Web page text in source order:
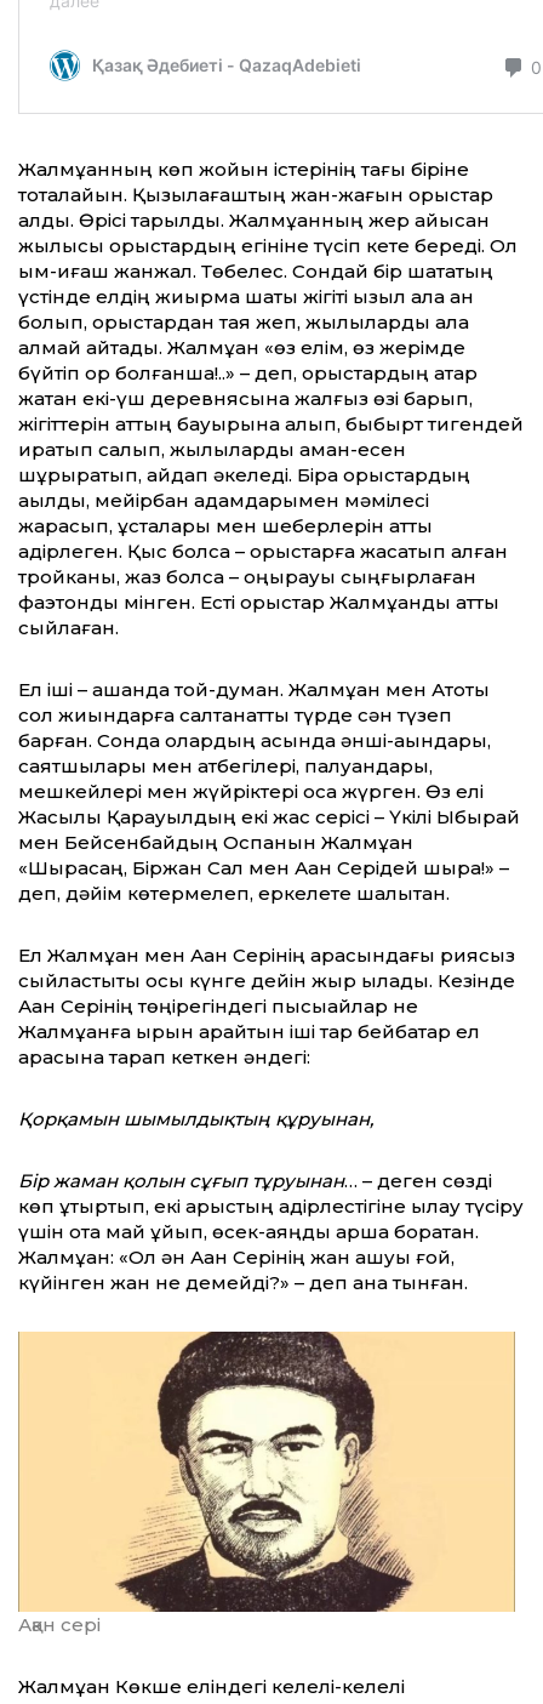
Жалмұқанның көп жойқын істерінің тағы біріне
тоқталайын. Қызылағаштың жан-жағын орыстар
алды. Өрісі тарылды. Жалмұқанның жер қайысқан
жылқысы орыстардың егініне түсіп кете береді. Ол
қым-қиғаш жанжал. Төбелес. Сондай бір шатақтың
үстінде елдің жиырма шақты жігіті қызыл ала қан
болып, орыстардан таяқ жеп, жылқыларды ала
алмай қайтады. Жалмұқан «өз елім, өз жерімде
бүйтіп қор болғанша!..» – деп, орыстардың қатар
жатқан екі-үш деревнясына жалғыз өзі барып,
жігіттерін аттың бауырына алып, бықбырт тигендей
қиратып салып, жылқыларды аман-есен
шұрқыратып, айдап әкеледі. Бірақ орыстардың
ақылды, мейірбан адамдарымен мәмілесі
жарасып, ұсталары мен шеберлерін қатты
қадірлеген. Қыс болса – орыстарға жасатып алған
тройканы, жаз болса – қоңырауы сыңғырлаған
фаэтонды мінген. Есті орыстар Жалмұқанды қатты
сыйлаған.
Ел іші – қашанда той-думан. Жалмұқан мен Ақтоқты
сол жиындарға салтанатты түрде сән түзеп
барған. Сонда олардың қасында әнші-ақындары,
саятшылары мен атбегілері, палуандары,
мешкейлері мен жүйріктері қоса жүрген. Өз елі
Жақсылық Қарауылдың екі жас серісі – Үкілі Ыбырай
мен Бейсенбайдың Оспанын Жалмұқан
«Шырқасаң, Біржан Сал мен Ақан Серідей шырқа!» –
деп, дәйім көтермелеп, еркелете шалқытқан.
Ел Жалмұқан мен Ақан Серінің арасын­дағы риясыз
сыйластықты осы күнге дейін жыр қылады. Кезінде
Ақан Серінің төңіре­гіндегі пысықайлар не
Жалмұқанға қырын қарайтын іші тар бейбақтар ел
арасына тарап кеткен әндегі:
Қорқамын шымылдықтың құруынан,
Бір жаман қолын сұғып тұруынан… – деген сөзді
көп құтыртып, екі арыстың қадірлестігіне қылау түсіру
үшін отқа май құйып, өсек-аяңды қарша боратқан.
Жалмұқан: «Ол ән Ақан Серінің жан ашуы ғой,
күйінген жан не демейді?» – деп қана тынған.
Ақан сері
Жалмұқан Көкше еліндегі келелі-келелі